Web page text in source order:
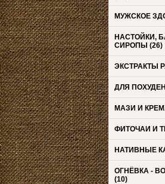
МУЖСКОЕ
НАСТОЙКИ,
СИРОПЫ (26)
ЭКСТРАКТЫ
ДЛЯ
МАЗИ И
ФИТОЧАИ И
НАТИВНЫЕ
ОГНЁВКА -
(10)